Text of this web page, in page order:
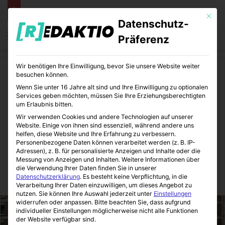
Menü
Start /Unterhaltung
Film und TV Unterhaltung
The Fantastic Four: First
Steps – Pedro Pascal als Mr.
Fantastic
Sinnexplosion 01.07.2025 0 5 2 Minuten gelesen
Mit
Datenschutz-
Präferenz
Wir benötigen Ihre Einwilligung, bevor Sie unsere Website weiter
besuchen können.
Wenn Sie unter 16 Jahre alt sind und Ihre Einwilligung zu optionalen
Services geben möchten, müssen Sie Ihre Erziehungsberechtigten
um Erlaubnis bitten.
Wir verwenden Cookies und andere Technologien auf unserer
Website. Einige von ihnen sind essenziell, während andere uns
helfen, diese Website und Ihre Erfahrung zu verbessern.
Personenbezogene Daten können verarbeitet werden (z. B. IP-
Adressen), z. B. für personalisierte Anzeigen und Inhalte oder die
Messung von Anzeigen und Inhalten. Weitere Informationen über
die Verwendung Ihrer Daten finden Sie in unserer
Datenschutzerklärung. Es besteht keine Verpflichtung, in die
Verarbeitung Ihrer Daten einzuwilligen, um dieses Angebot zu
nutzen. Sie können Ihre Auswahl jederzeit unter Einstellungen
widerrufen oder anpassen. Bitte beachten Sie, dass aufgrund
individueller Einstellungen möglicherweise nicht alle Funktionen
der Website verfügbar sind.